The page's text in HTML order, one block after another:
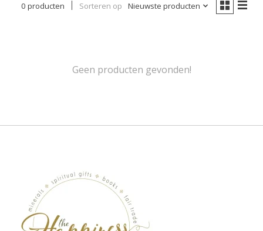
0 producten Sorteren op Nieuwste producten
Geen producten gevonden!